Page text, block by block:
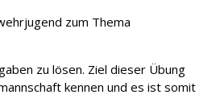
zum Thema
zu lösen. Ziel dieser Übung
kennen und es ist somit